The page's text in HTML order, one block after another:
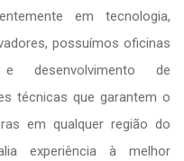
em tecnologia,
possuímos oficinas
desenvolvimento de
técnicas que garantem o
em qualquer região do
experiência à melhor